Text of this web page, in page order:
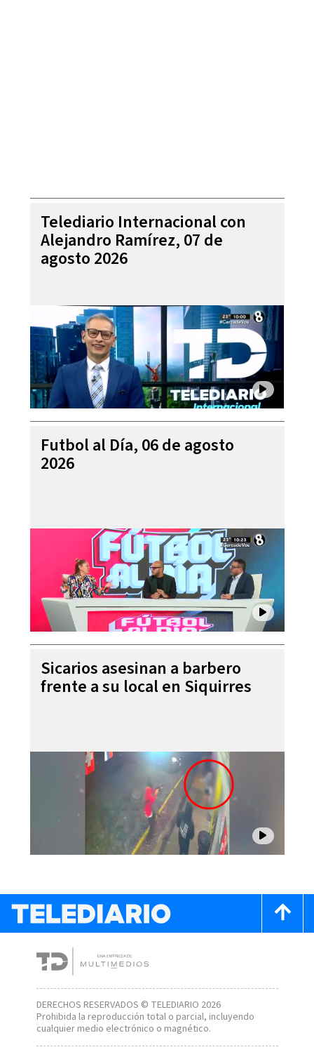
Telediario Internacional con
Alejandro Ramírez, 07 de
agosto 2026
Futbol al Día, 06 de agosto
2026
Sicarios asesinan a barbero
frente a su local en Siquirres
DERECHOS RESERVADOS © TELEDIARIO 2026
Prohibida la reproducción total o parcial, incluyendo
cualquier medio electrónico o magnético.